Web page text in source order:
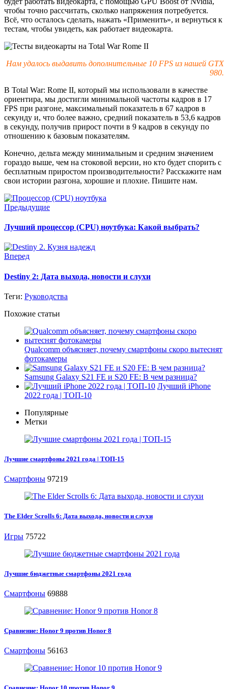
чтобы точно рассчитать, сколько напряжения потребуется.
Всё, что осталось сделать, нажать «Применить», и вернуться к
тестам, чтобы увидеть, как работает видеокарта.
Нам удалось выдавить дополнительные 10 FPS из нашей GTX
980.
В Total War: Rome II, который мы использовали в качестве
ориентира, мы достигли минимальной частоты кадров в 17
FPS при разгоне, максимальный показатель в 67 кадров в
секунду и, что более важно, средний показатель в 53,6 кадров
в секунду, получив прирост почти в 9 кадров в секунду по
отношению к базовым показателям.
Конечно, дельта между минимальным и средним значением
гораздо выше, чем на стоковой версии, но кто будет спорить с
бесплатным приростом производительности? Расскажите нам
свои истории разгона, хорошие и плохие. Пишите нам.
Предыдущие
Лучший процессор (CPU) ноутбука: Какой выбрать?
Вперед
Destiny 2: Дата выхода, новости и слухи
Теги: Руководства
Похожие статьи
Qualcomm объясняет, почему смартфоны скоро вытеснят
фотокамеры
Samsung Galaxy S21 FE и S20 FE: В чем разница?
Лучший iPhone
2022 года | ТОП-10
Популярные
Метки
Лучшие смартфоны 2021 года | ТОП-15
Смартфоны 97219
The Elder Scrolls 6: Дата выхода, новости и слухи
Игры 75722
Лучшие бюджетные смартфоны 2021 года
Смартфоны 69888
Сравнение: Honor 9 против Honor 8
Смартфоны 56163